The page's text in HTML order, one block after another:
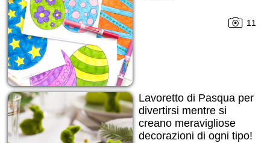
11
Lavoretto di Pasqua per
divertirsi mentre si
creano meravigliose
decorazioni di ogni tipo!